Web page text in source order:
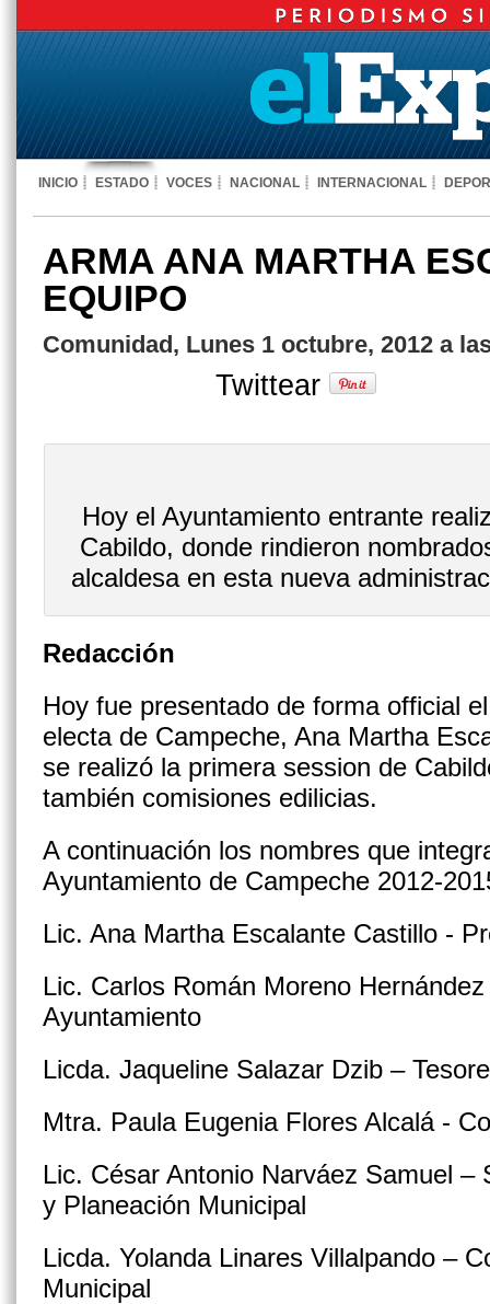
INICIO ESTADO VOCES NACIONAL INTERNACIONAL
ARMA ANA MARTHA
EQUIPO
Comunidad, Lunes 1 octubre, 2012 a
Twittear
Hoy el Ayuntamiento entrante
Cabildo, donde rindieron
alcaldesa en esta nueva
Redacción
Hoy fue presentado de forma official
electa de Campeche, Ana Martha
se realizó la primera session de
también comisiones edilicias.
A continuación los nombres que
Ayuntamiento de Campeche 2012-
Lic. Ana Martha Escalante Castillo -
Lic. Carlos Román Moreno
Ayuntamiento
Licda. Jaqueline Salazar Dzib –
Mtra. Paula Eugenia Flores Alcalá -
Lic. César Antonio Narváez Samuel –
y Planeación Municipal
Licda. Yolanda Linares Villalpando –
Municipal